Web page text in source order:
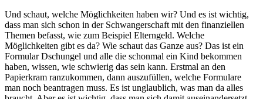
Und schaut, welche Möglichkeiten haben wir? Und es ist wichtig,
dass man sich schon in der Schwangerschaft mit den finanziellen
Themen befasst, wie zum Beispiel Elterngeld. Welche
Möglichkeiten gibt es da? Wie schaut das Ganze aus? Das ist ein
Formular Dschungel und alle die schonmal ein Kind bekommen
haben, wissen, wie schwierig das sein kann. Erstmal an den
Papierkram ranzukommen, dann auszufüllen, welche Formulare
man noch beantragen muss. Es ist unglaublich, was man da alles